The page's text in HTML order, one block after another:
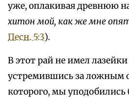
уже, оплакивая древнюю
хитон мой, как же мне
Песн. 5:3).
В этот рай не имел
устремившись за ложным
которого, мы